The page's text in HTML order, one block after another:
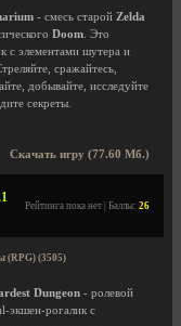
- смесь старой Zelda
Doom . Это
с элементами шутера и
сражайтесь,
добывайте, исследуйте
секреты.
Скачать игру (77.60 Мб.)
Рейтинга пока нет | Баллы: 26
(RPG) (3505)
Dungeon - ролевой
экшен-рогалик с